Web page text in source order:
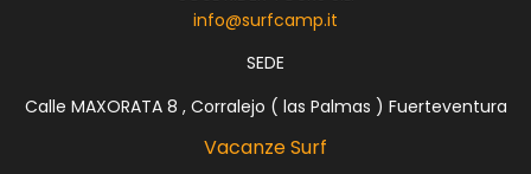
info@surfcamp.it
SEDE
Calle MAXORATA 8 , Corralejo ( las Palmas ) Fuerteventura
Vacanze Surf